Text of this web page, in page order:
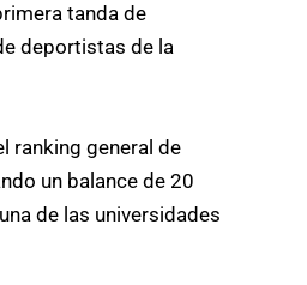
tanda de
deportistas de la
ranking general de
un balance de 20
de las universidades